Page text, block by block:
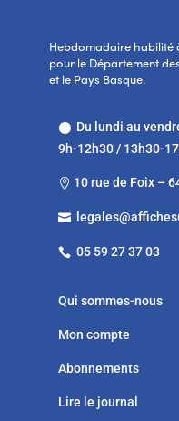
Hebdomadaire habilité
pour le Département
et le Pays Basque.
Du lundi au
9h-12h30 / 13h30-
 10 rue de Foix –

 05 59 27 37 03
Qui sommes-nous
Mon compte
Abonnements
Lire le journal